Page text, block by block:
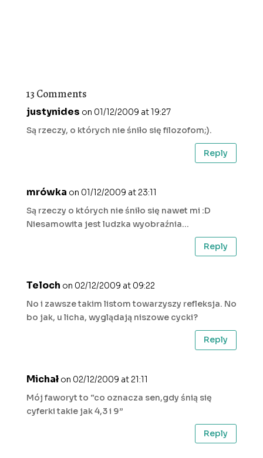
13 Comments
justynides on 01/12/2009 at 19:27
Są rzeczy, o których nie śniło się filozofom;).
Reply
mrówka on 01/12/2009 at 23:11
Są rzeczy o których nie śniło się nawet mi :D
Niesamowita jest ludzka wyobraźnia…
Reply
Teloch on 02/12/2009 at 09:22
No i zawsze takim listom towarzyszy refleksja. No
bo jak, u licha, wyglądają niszowe cycki?
Reply
Michał on 02/12/2009 at 21:11
Mój faworyt to “co oznacza sen,gdy śnią się
cyferki takie jak 4,3 i 9”
Reply